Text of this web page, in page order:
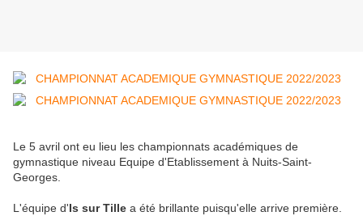
Le 5 avril ont eu lieu les championnats académiques de
gymnastique niveau Equipe d'Etablissement à Nuits-Saint-
Georges.
L'équipe d'Is sur Tille a été brillante puisqu'elle arrive première.